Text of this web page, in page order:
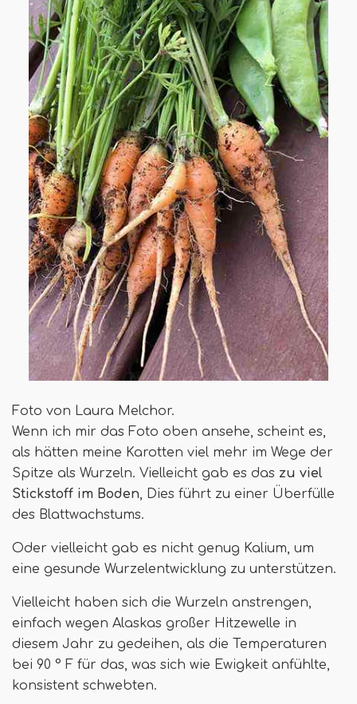
Foto von Laura Melchor.
Wenn ich mir das Foto oben ansehe, scheint es,
als hätten meine Karotten viel mehr im Wege der
Spitze als Wurzeln. Vielleicht gab es das zu viel
Stickstoff im Boden, Dies führt zu einer Überfülle
des Blattwachstums.
Oder vielleicht gab es nicht genug Kalium, um
eine gesunde Wurzelentwicklung zu unterstützen.
Vielleicht haben sich die Wurzeln anstrengen,
einfach wegen Alaskas großer Hitzewelle in
diesem Jahr zu gedeihen, als die Temperaturen
bei 90 ° F für das, was sich wie Ewigkeit anfühlte,
konsistent schwebten.